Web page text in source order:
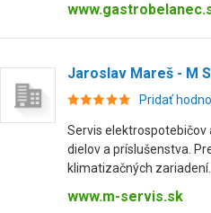
Jaroslav Mareš - M
Pridať
Servis elektrospotebičov
dielov a príslušenstva.
klimatizačných zariadení.
www.m-servis.sk